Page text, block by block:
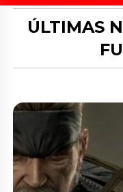
ÚLTIMAS